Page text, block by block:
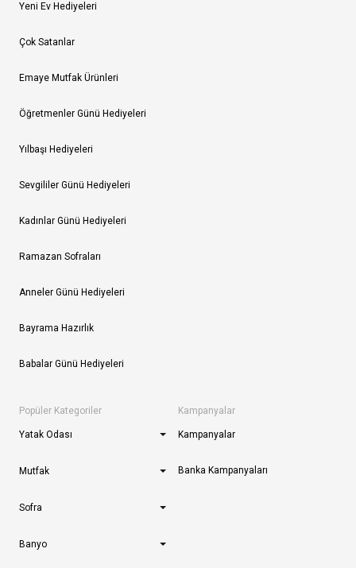
Yeni Ev Hediyeleri
Çok Satanlar
Emaye Mutfak Ürünleri
Öğretmenler Günü Hediyeleri
Yılbaşı Hediyeleri
Sevgililer Günü Hediyeleri
Kadınlar Günü Hediyeleri
Ramazan Sofraları
Anneler Günü Hediyeleri
Bayrama Hazırlık
Babalar Günü Hediyeleri
Popüler Kategoriler
Yatak Odası
Mutfak
Sofra
Banyo
Kampanyalar
Kampanyalar
Banka Kampanyaları